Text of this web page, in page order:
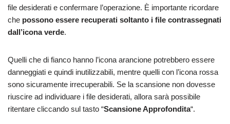
file desiderati e confermare l’operazione. È importante ricordare
che possono essere recuperati soltanto i file contrassegnati
dall’icona verde.
Quelli che di fianco hanno l’icona arancione potrebbero essere
danneggiati e quindi inutilizzabili, mentre quelli con l’icona rossa
sono sicuramente irrecuperabili. Se la scansione non dovesse
riuscire ad individuare i file desiderati, allora sarà possibile
ritentare cliccando sul tasto “Scansione Approfondita“.